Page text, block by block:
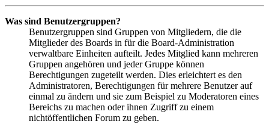
Was sind Benutzergruppen?
Benutzergruppen sind Gruppen von Mitgliedern, die die
Mitglieder des Boards in für die Board-Administration
verwaltbare Einheiten aufteilt. Jedes Mitglied kann mehreren
Gruppen angehören und jeder Gruppe können
Berechtigungen zugeteilt werden. Dies erleichtert es den
Administratoren, Berechtigungen für mehrere Benutzer auf
einmal zu ändern und sie zum Beispiel zu Moderatoren eines
Bereichs zu machen oder ihnen Zugriff zu einem
nichtöffentlichen Forum zu geben.